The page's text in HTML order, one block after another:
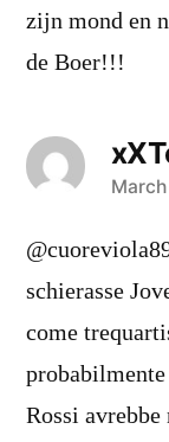
zijn mond en
de Boer!!!
says:
schierasse
come
Rossi